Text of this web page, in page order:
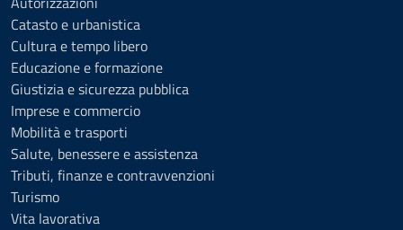
Catasto e urbanistica
Cultura e tempo libero
Educazione e formazione
Giustizia e sicurezza pubblica
Imprese e commercio
Mobilità e trasporti
Salute, benessere e assistenza
Tributi, finanze e contravvenzioni
Turismo
Vita lavorativa